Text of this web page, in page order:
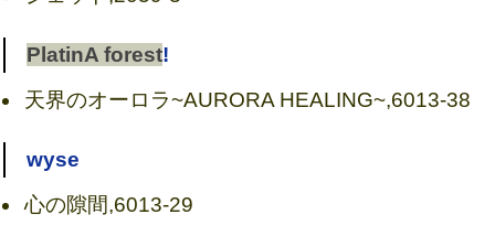
PlatinA forest!
天界のオーロラ~AURORA HEALING~,6013-38
wyse
心の隙間,6013-29